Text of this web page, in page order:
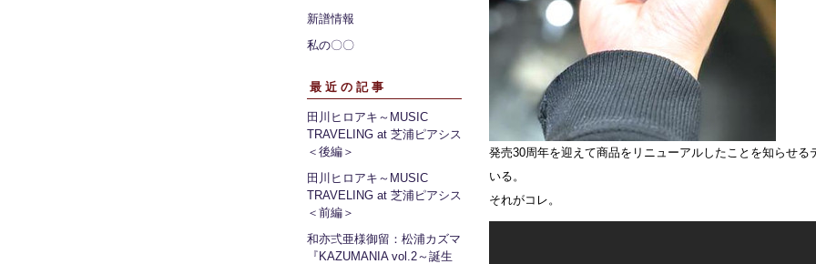
新譜情報
私の〇〇
最近の記事
田川ヒロアキ～MUSIC
TRAVELING at 芝浦ピアシス
＜後編＞
田川ヒロアキ～MUSIC
TRAVELING at 芝浦ピアシス
＜前編＞
和亦弍亜様御留：松浦カズマ
『KAZUMANIA vol.2～誕生
発売30周年を迎えて商品をリニューアルしたことを知らせる
いる。
それがコレ。